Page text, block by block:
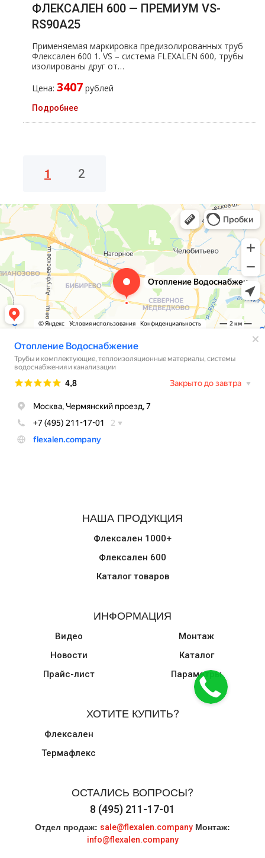
ФЛЕКСАЛЕН 600 — ПРЕМИУМ VS-
RS90A25
Применяемая маркировка предизолированных тpуб
Флексален 600 1. VS – система FLEXALEN 600, тpубы
изолированы друг от…
Цена: 3407 рублей
Подробнее
1 2
НАША ПРОДУКЦИЯ
Флексален 1000+
Флексален 600
Каталог товаров
ИНФОРМАЦИЯ
Видео
Новости
Прайс-лист
Монтаж
Каталог
Параметры
ХОТИТЕ КУПИТЬ?
Флексален
Термафлекс
ОСТАЛИСЬ ВОПРОСЫ?
8 (495) 211-17-01
Отдел продаж: sale@flexalen.company Монтаж:
info@flexalen.company